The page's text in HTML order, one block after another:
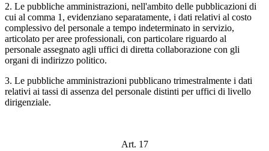
2. Le pubbliche amministrazioni, nell'ambito delle pubblicazioni di
cui al comma 1, evidenziano separatamente, i dati relativi al costo
complessivo del personale a tempo indeterminato in servizio,
articolato per aree professionali, con particolare riguardo al
personale assegnato agli uffici di diretta collaborazione con gli
organi di indirizzo politico.
3. Le pubbliche amministrazioni pubblicano trimestralmente i dati
relativi ai tassi di assenza del personale distinti per uffici di livello
dirigenziale.
Art. 17